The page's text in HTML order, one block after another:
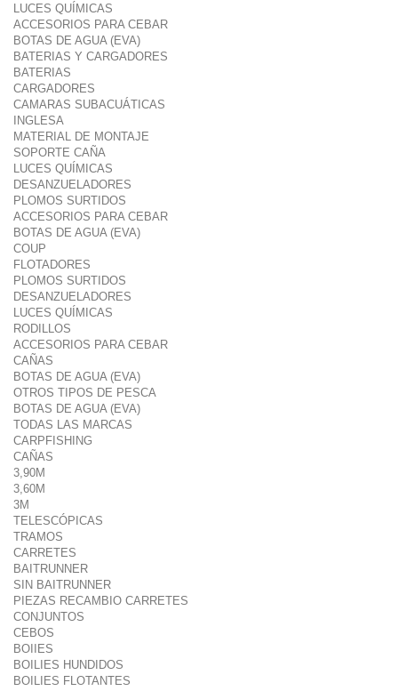
LUCES QUÍMICAS
ACCESORIOS PARA CEBAR
BOTAS DE AGUA (EVA)
BATERIAS Y CARGADORES
BATERIAS
CARGADORES
CAMARAS SUBACUÁTICAS
INGLESA
MATERIAL DE MONTAJE
SOPORTE CAÑA
LUCES QUÍMICAS
DESANZUELADORES
PLOMOS SURTIDOS
ACCESORIOS PARA CEBAR
BOTAS DE AGUA (EVA)
COUP
FLOTADORES
PLOMOS SURTIDOS
DESANZUELADORES
LUCES QUÍMICAS
RODILLOS
ACCESORIOS PARA CEBAR
CAÑAS
BOTAS DE AGUA (EVA)
OTROS TIPOS DE PESCA
BOTAS DE AGUA (EVA)
TODAS LAS MARCAS
CARPFISHING
CAÑAS
3,90M
3,60M
3M
TELESCÓPICAS
TRAMOS
CARRETES
BAITRUNNER
SIN BAITRUNNER
PIEZAS RECAMBIO CARRETES
CONJUNTOS
CEBOS
BOIIES
BOILIES HUNDIDOS
BOILIES FLOTANTES